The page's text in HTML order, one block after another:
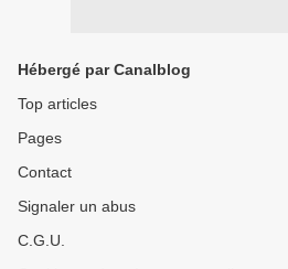
Hébergé par Canalblog
Top articles
Pages
Contact
Signaler un abus
C.G.U.